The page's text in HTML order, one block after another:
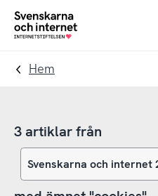
Till
navigation
Till
innehåll
To
Hem
3 artiklar från